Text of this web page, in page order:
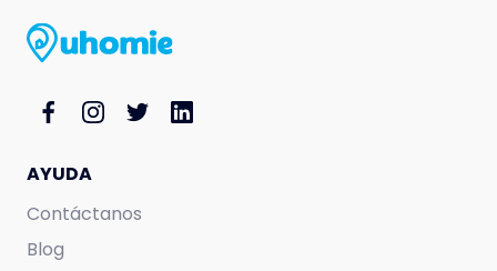
AYUDA
Contáctanos
Blog